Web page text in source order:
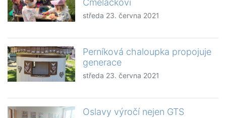
Čmeláčkovi
středa 23. června 2021
Perníková chaloupka propojuje
generace
středa 23. června 2021
Oslavy výročí nejen GTS